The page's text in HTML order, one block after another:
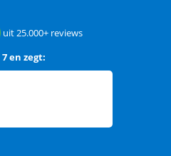
uit25.000+ reviews
7 en zegt: